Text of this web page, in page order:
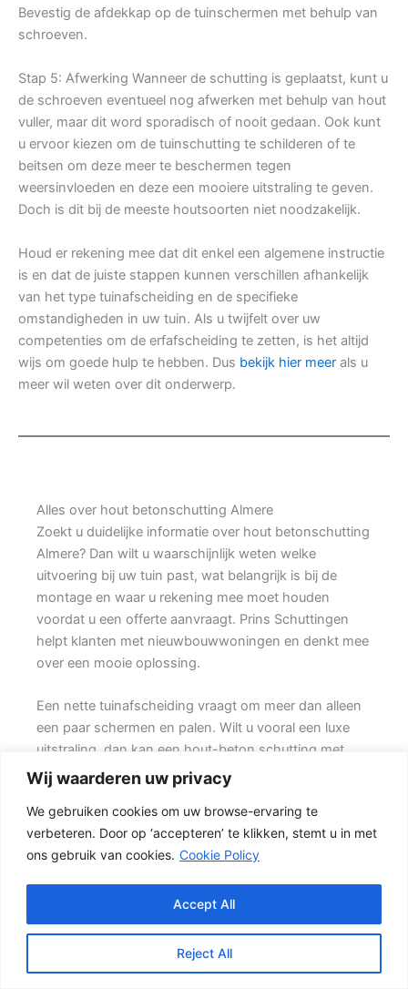
Wij waarderen uw privacy
We gebruiken cookies om uw browse-ervaring te
verbeteren. Door op ‘accepteren’ te klikken, stemt u in met
ons gebruik van cookies. Cookie Policy
Reject All
Accept All
Bevestig de afdekkap op de tuinschermen met behulp van
schroeven.
Stap 5: Afwerking Wanneer de schutting is geplaatst, kunt u
de schroeven eventueel nog afwerken met behulp van hout
vuller, maar dit word sporadisch of nooit gedaan. Ook kunt
u ervoor kiezen om de tuinschutting te schilderen of te
beitsen om deze meer te beschermen tegen
weersinvloeden en deze een mooiere uitstraling te geven.
Doch is dit bij de meeste houtsoorten niet noodzakelijk.
Houd er rekening mee dat dit enkel een algemene instructie
is en dat de juiste stappen kunnen verschillen afhankelijk
van het type tuinafscheiding en de specifieke
omstandigheden in uw tuin. Als u twijfelt over uw
competenties om de erfafscheiding te zetten, is het altijd
wijs om goede hulp te hebben. Dus bekijk hier meer als u
meer wil weten over dit onderwerp.
Alles over hout betonschutting Almere
Zoekt u duidelijke informatie over hout betonschutting
Almere? Dan wilt u waarschijnlijk weten welke
uitvoering bij uw tuin past, wat belangrijk is bij de
montage en waar u rekening mee moet houden
voordat u een offerte aanvraagt. Prins Schuttingen
helpt klanten met nieuwbouwwoningen en denkt mee
over een mooie oplossing.
Een nette tuinafscheiding vraagt om meer dan alleen
een paar schermen en palen. Wilt u vooral een luxe
uitstraling, dan kan een hout-beton schutting met
hoge betonplaat of zwarte accenten goed passen.
Daarom is persoonlijk advies vaak beter dan alleen
online een standaardprijs bekijken.
Welke schutting past bij uw tuin?
stevig is en toch een warme uitstraling heeft. {Het
beton zorgt voor een sterke basis, terwijl het tuinhout
zorgen voor een natuurlijke uitstraling.} Het resultaat is